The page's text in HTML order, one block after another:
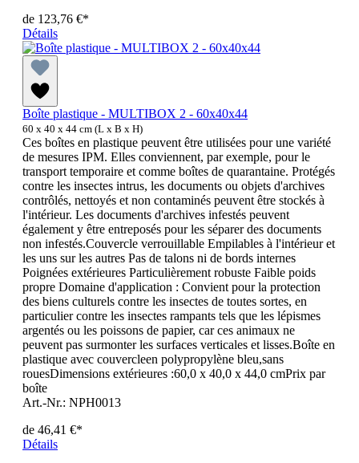
de 123,76 €*
Détails
Boîte plastique - MULTIBOX 2 - 60x40x44
60 x 40 x 44 cm (L x B x H)
Ces boîtes en plastique peuvent être utilisées pour une variété
de mesures IPM. Elles conviennent, par exemple, pour le
transport temporaire et comme boîtes de quarantaine. Protégés
contre les insectes intrus, les documents ou objets d'archives
contrôlés, nettoyés et non contaminés peuvent être stockés à
l'intérieur. Les documents d'archives infestés peuvent
également y être entreposés pour les séparer des documents
non infestés.Couvercle verrouillable Empilables à l'intérieur et
les uns sur les autres Pas de talons ni de bords internes
Poignées extérieures Particulièrement robuste Faible poids
propre Domaine d'application : Convient pour la protection
des biens culturels contre les insectes de toutes sortes, en
particulier contre les insectes rampants tels que les lépismes
argentés ou les poissons de papier, car ces animaux ne
peuvent pas surmonter les surfaces verticales et lisses.Boîte en
plastique avec couvercleen polypropylène bleu,sans
rouesDimensions extérieures :60,0 x 40,0 x 44,0 cmPrix par
boîte
Art.-Nr.: NPH0013
de 46,41 €*
Détails